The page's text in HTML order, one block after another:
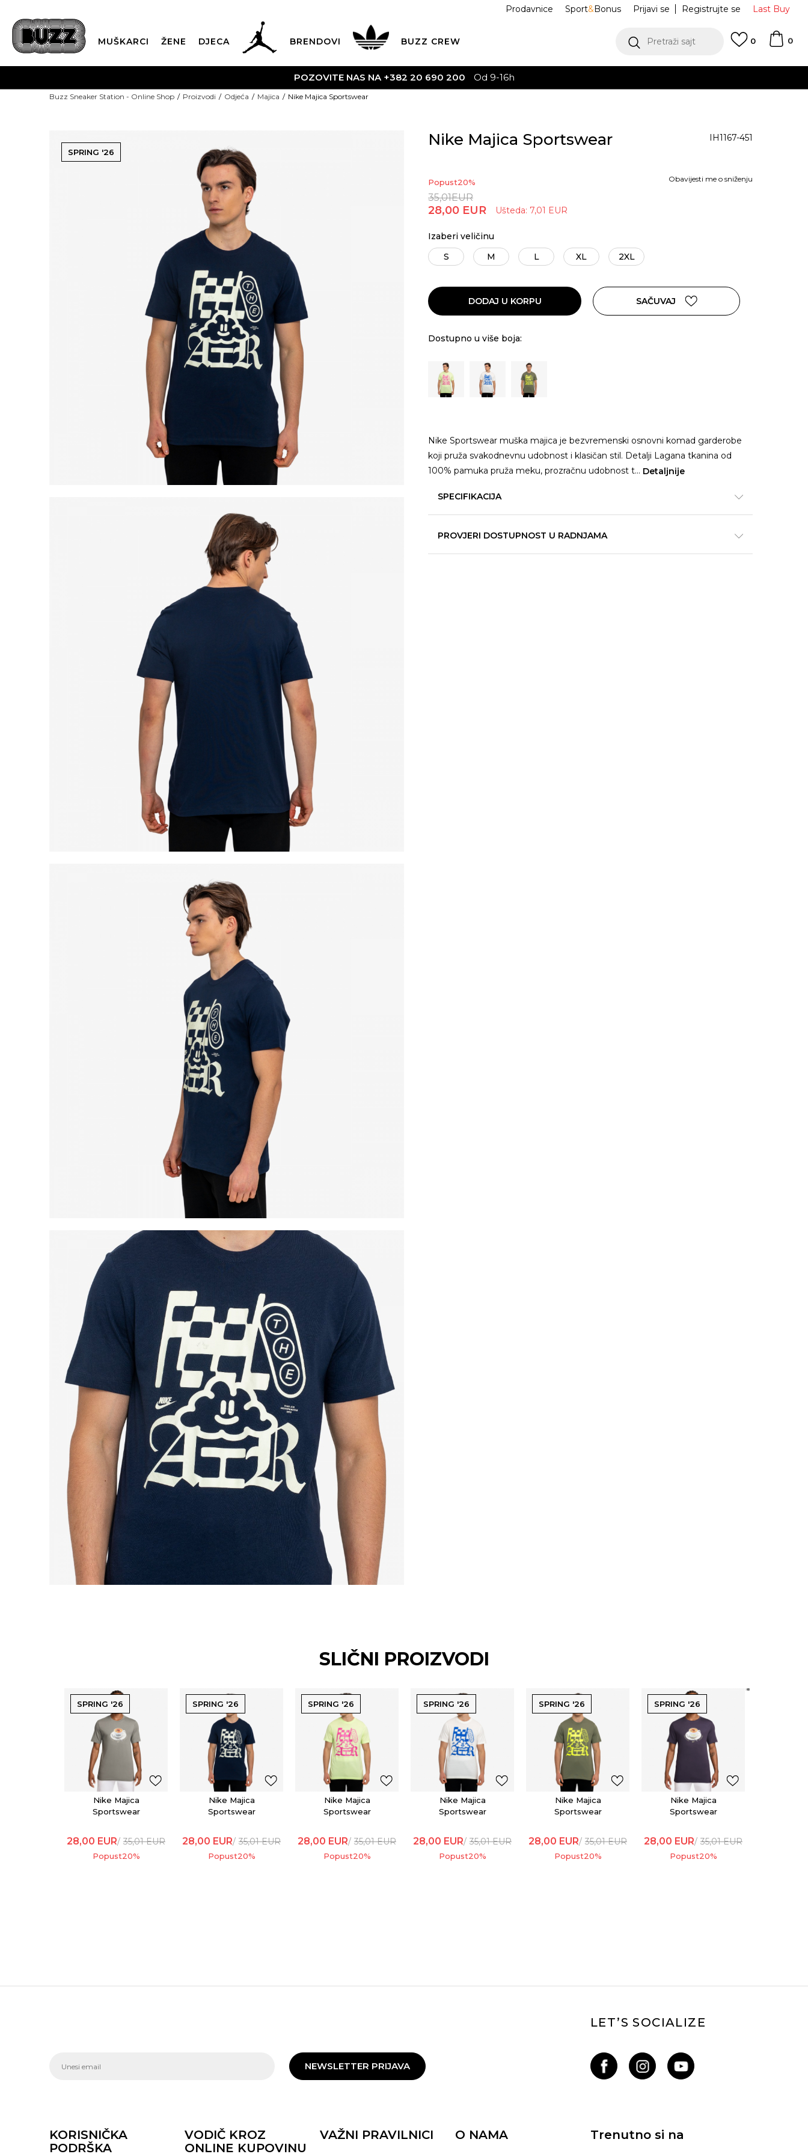
Last Buy
Prijavi se Registrujte se
Prodavnice Sport&Bonus
MUŠKARCI ŽENE DJECA BRENDOVI BUZZ CREW Pretraži sajt 0
0
POZOVITE NAS NA +382 20 690 200 Od 9-16h
Buzz Sneaker Station - Online Shop Proizvodi Odjeća Majica Nike Majica Sportswear
SPRING '26
Nike Majica Sportswear IH1167-451
Popust20%
35,01EUR
28,00 EUR Ušteda: 7,01 EUR
Obavijesti me o sniženju
Izaberi veličinu
S
M L XL 2XL
DODAJ U KORPU SAČUVAJ
Dostupno u više boja:
Nike Sportswear muška majica je bezvremenski osnovni komad garderobe
koji pruža svakodnevnu udobnost i klasičan stil. Detalji Lagana tkanina od
100% pamuka pruža meku, prozračnu udobnost t... Detaljnije
SPECIFIKACIJA
PROVJERI DOSTUPNOST U RADNJAMA
SLIČNI PROIZVODI
SPRING '26
Nike Majica
Sportswear
28,00 EUR 35,01EUR
Popust20%
SPRING '26
Nike Majica
Sportswear
28,00 EUR 35,01EUR
Popust20%
SPRING '26
Nike Majica
Sportswear
28,00 EUR 35,01EUR
Popust20%
SPRING '26
Nike Majica
Sportswear
28,00 EUR 35,01EUR
Popust20%
SPRING '26
Nike Majica
Sportswear
28,00 EUR 35,01EUR
Popust20%
SPRING '26
Nike Majica
Sportswear
28,00 EUR 35,01EUR
Popust20%
NEWSLETTER PRIJAVA
LET’S SOCIALIZE
KORISNIČKA
PODRŠKA
VODIČ KROZ
ONLINE KUPOVINU
VAŽNI PRAVILNICI O NAMA Trenutno si na